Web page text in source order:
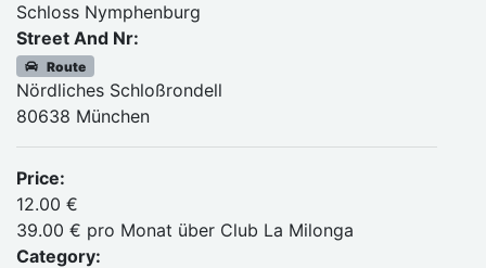
Schloss Nymphenburg
Street And Nr:
Route
Nördliches Schloßrondell
80638 München
Price:
12.00 €
39.00 € pro Monat über Club La Milonga
Category: